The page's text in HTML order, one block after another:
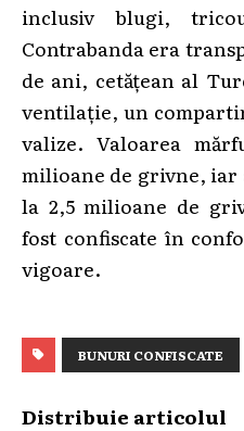
inclusiv blugi,
Contrabanda era
de ani, cetățean al
ventilație, un
valize. Valoarea
milioane de grivne, iar
la 2,5 milioane de
fost confiscate în
vigoare.
BUNURI CONFISCATE
Distribuie articolul